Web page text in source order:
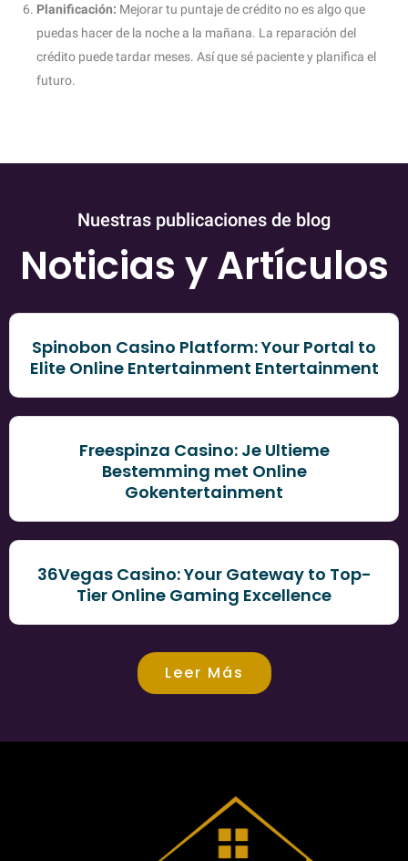
Planificación: Mejorar tu puntaje de crédito no es algo que
puedas hacer de la noche a la mañana. La reparación del
crédito puede tardar meses. Así que sé paciente y planifica el
futuro.
Nuestras publicaciones de blog
Noticias y Artículos
Spinobon Casino Platform: Your Portal to
Elite Online Entertainment Entertainment
Freespinza Casino: Je Ultieme
Bestemming met Online
Gokentertainment
36Vegas Casino: Your Gateway to Top-
Tier Online Gaming Excellence
Leer Más